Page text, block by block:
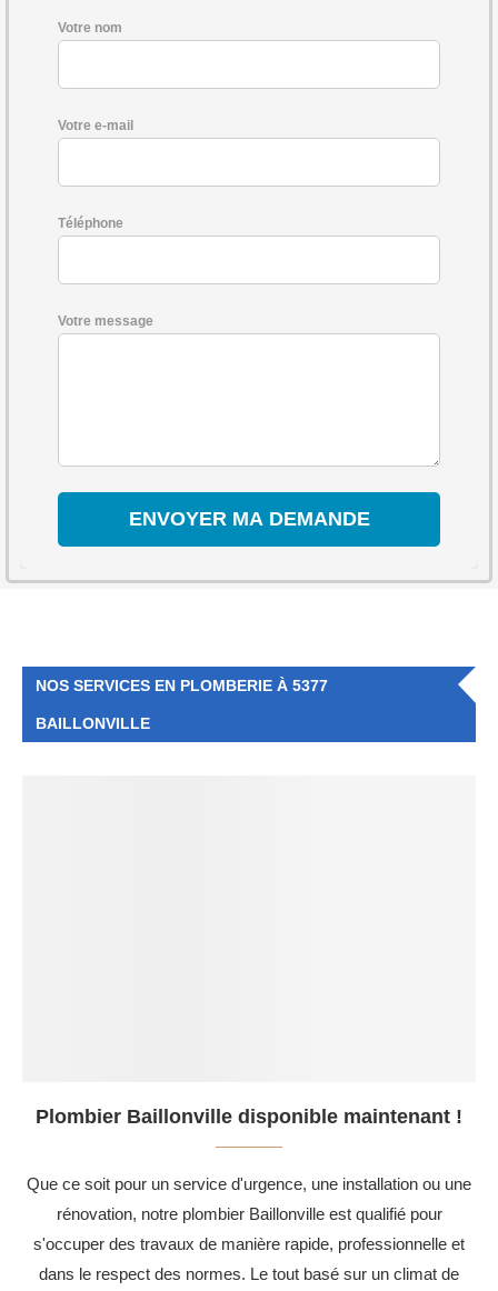
Votre nom
Votre e-mail
Téléphone
Votre message
NOS SERVICES EN PLOMBERIE À 5377
BAILLONVILLE
Plombier Baillonville disponible maintenant !
Que ce soit pour un service d'urgence, une installation ou une
rénovation, notre plombier Baillonville est qualifié pour
s'occuper des travaux de manière rapide, professionnelle et
dans le respect des normes. Le tout basé sur un climat de